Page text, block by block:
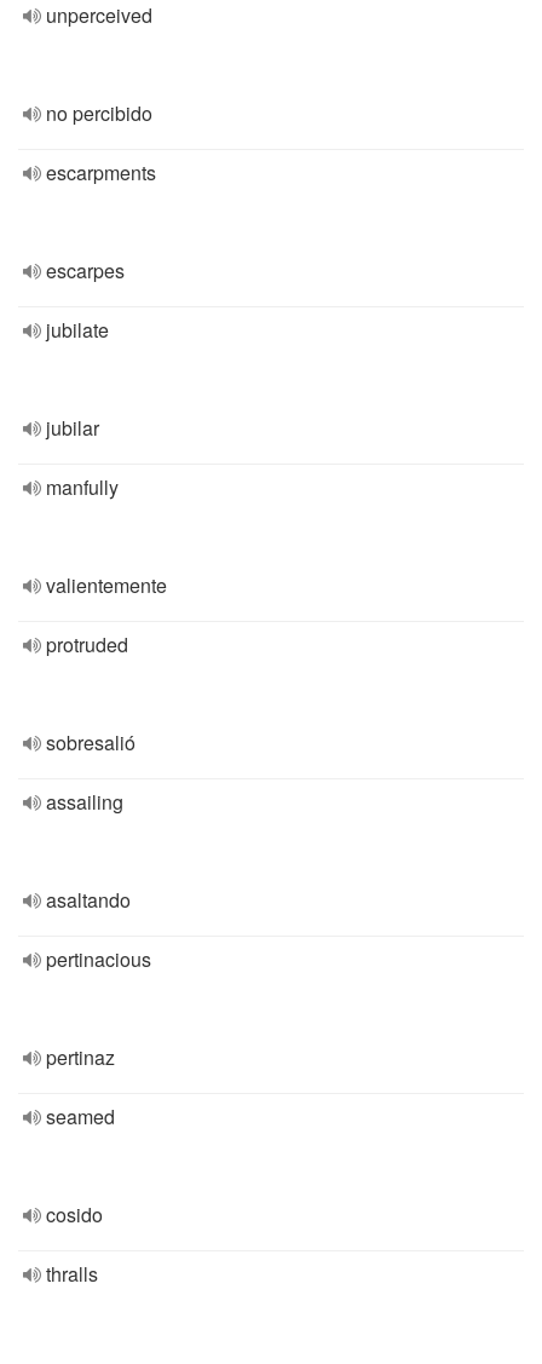
unperceived
no percibido
escarpments
escarpes
jubilate
jubilar
manfully
valientemente
protruded
sobresalió
assailing
asaltando
pertinacious
pertinaz
seamed
cosido
thralls